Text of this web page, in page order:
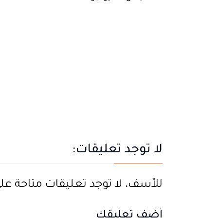
لا توجد تعليقات:
للأسف، لا توجد تعليقات متاحة